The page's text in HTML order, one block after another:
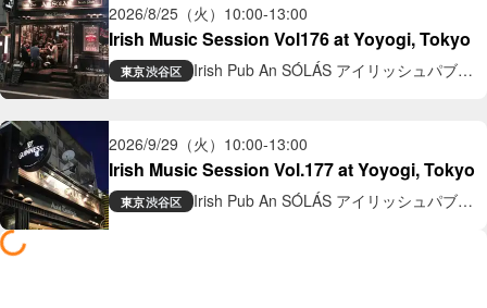
2026/8/25（火） 10:00-13:00
Irish Music Session Vol176 at Yoyogi, Tokyo
東京渋谷区
Irish Pub An SÓLÁS アイリッシュパブ
2026/9/29（火） 10:00-13:00
Irish Music Session Vol.177 at Yoyogi, Tokyo
東京渋谷区
Irish Pub An SÓLÁS アイリッシュパブ